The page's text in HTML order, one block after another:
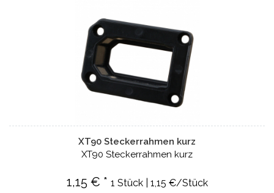
XT90 Steckerrahmen kurz
XT90 Steckerrahmen kurz
1,15 € * 1 Stück | 1,15 €/Stück